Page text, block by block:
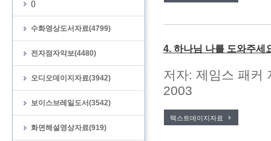
()
수화영상도서자료(4799)
전자점자악보(4480)
오디오데이지자료(3942)
보이스브레일도서(3542)
화면해설영상자료(919)
4. 하나님 나를 도와주세
저자: 제임스 패커
2003
텍스트데이지자료